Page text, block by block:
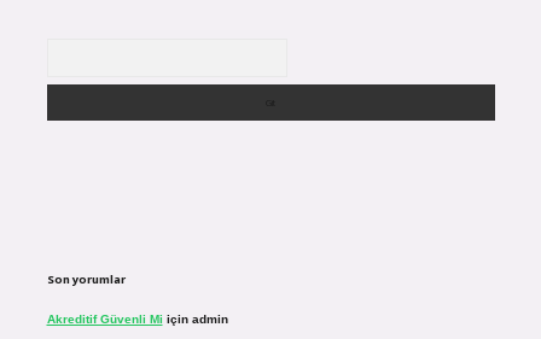
Son yorumlar
Akreditif Güvenli Mi için admin